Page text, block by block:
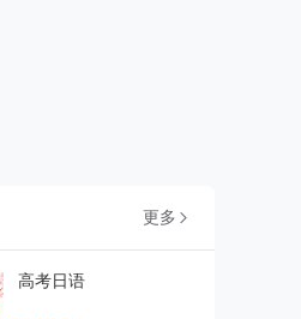
更多 
高考日语